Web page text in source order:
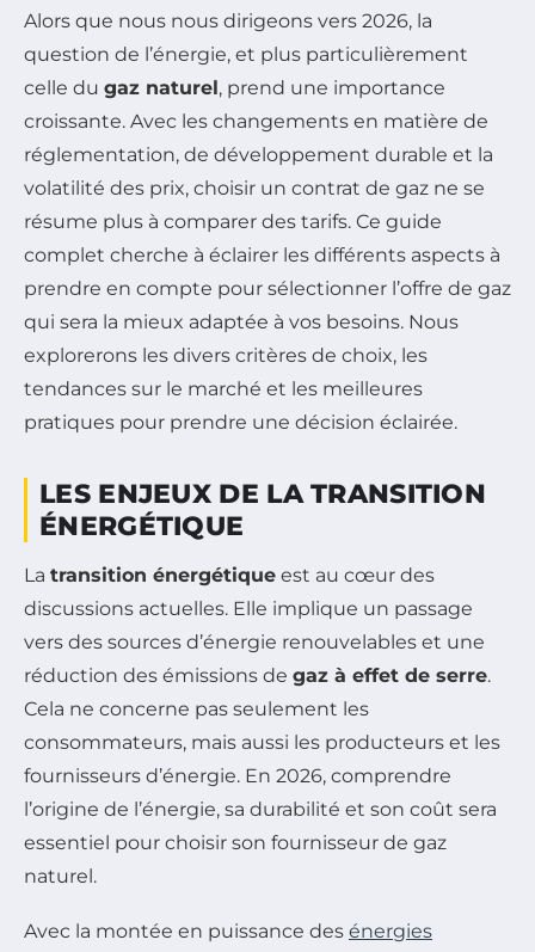
Alors que nous nous dirigeons vers 2026, la
question de l’énergie, et plus particulièrement
celle du gaz naturel, prend une importance
croissante. Avec les changements en matière de
réglementation, de développement durable et la
volatilité des prix, choisir un contrat de gaz ne se
résume plus à comparer des tarifs. Ce guide
complet cherche à éclairer les différents aspects à
prendre en compte pour sélectionner l’offre de gaz
qui sera la mieux adaptée à vos besoins. Nous
explorerons les divers critères de choix, les
tendances sur le marché et les meilleures
pratiques pour prendre une décision éclairée.
LES ENJEUX DE LA TRANSITION
ÉNERGÉTIQUE
La transition énergétique est au cœur des
discussions actuelles. Elle implique un passage
vers des sources d’énergie renouvelables et une
réduction des émissions de gaz à effet de serre.
Cela ne concerne pas seulement les
consommateurs, mais aussi les producteurs et les
fournisseurs d’énergie. En 2026, comprendre
l’origine de l’énergie, sa durabilité et son coût sera
essentiel pour choisir son fournisseur de gaz
naturel.
Avec la montée en puissance des énergies